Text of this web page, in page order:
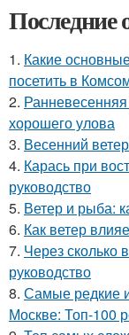
Последние
1. Какие
посетить в
2.
хорошего улова
3. Весенний
4. Карась при
руководство
5. Ветер и рыба:
6. Как ветер
7. Через сколько
руководство
8. Самые редкие
Москве: Топ-100